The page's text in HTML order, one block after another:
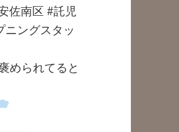
佐南区 #託児
ングスタッ
められてると